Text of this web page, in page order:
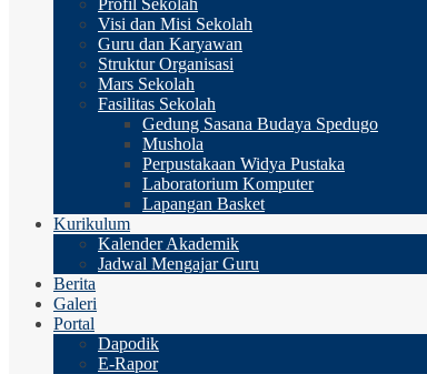
Profil Sekolah
Visi dan Misi Sekolah
Guru dan Karyawan
Struktur Organisasi
Mars Sekolah
Fasilitas Sekolah
Gedung Sasana Budaya Spedugo
Mushola
Perpustakaan Widya Pustaka
Laboratorium Komputer
Lapangan Basket
Kurikulum
Kalender Akademik
Jadwal Mengajar Guru
Berita
Galeri
Portal
Dapodik
E-Rapor